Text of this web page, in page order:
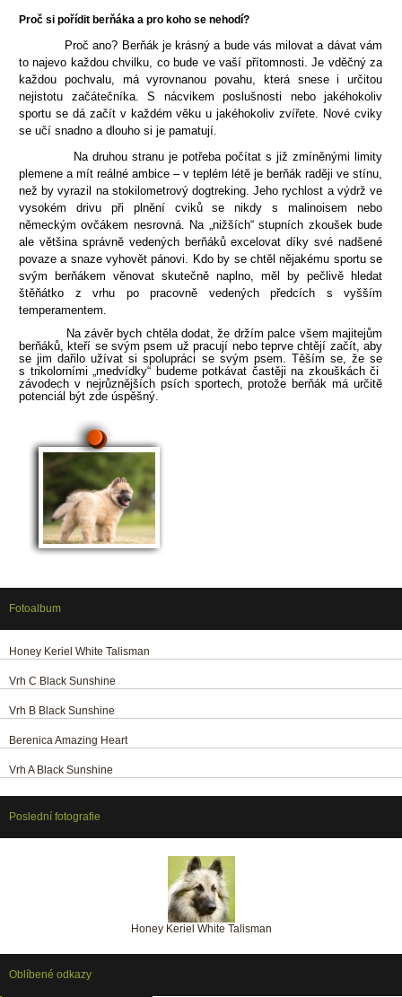
Proč si pořídit berňáka a pro koho se nehodí?
Proč ano? Berňák je krásný a bude vás milovat a dávat vám
to najevo každou chvilku, co bude ve vaší přítomnosti. Je vděčný za
každou pochvalu, má vyrovnanou povahu, která snese i určitou
nejistotu začátečníka. S nácvikem poslušnosti nebo jakéhokoliv
sportu se dá začít v každém věku u jakéhokoliv zvířete. Nové cviky
se učí snadno a dlouho si je pamatují.
Na druhou stranu je potřeba počítat s již zmíněnými limity
plemene a mít reálné ambice – v teplém létě je berňák raději ve stínu,
než by vyrazil na stokilometrový dogtreking. Jeho rychlost a výdrž ve
vysokém drivu při plnění cviků se nikdy s malinoisem nebo
německým ovčákem nesrovná. Na „nižších“ stupních zkoušek bude
ale většina správně vedených berňáků excelovat díky své nadšené
povaze a snaze vyhovět pánovi. Kdo by se chtěl nějakému sportu se
svým berňákem věnovat skutečně naplno, měl by pečlivě hledat
štěňátko z vrhu po pracovně vedených předcích s vyšším
temperamentem.
Na závěr bych chtěla dodat, že držím palce všem majitejům
berňáků, kteří se svým psem už pracují nebo teprve chtějí začít, aby
se jim dařilo užívat si spolupráci se svým psem. Těším se, že se
s trikolorními „medvídky“ budeme potkávat častěji na zkouškách či
závodech v nejrůznějších psích sportech, protože berňák má určitě
potenciál být zde úspěšný.
Fotoalbum
Honey Keriel White Talisman
Vrh C Black Sunshine
Vrh B Black Sunshine
Berenica Amazing Heart
Vrh A Black Sunshine
Poslední fotografie
Honey Keriel White Talisman
Oblíbené odkazy